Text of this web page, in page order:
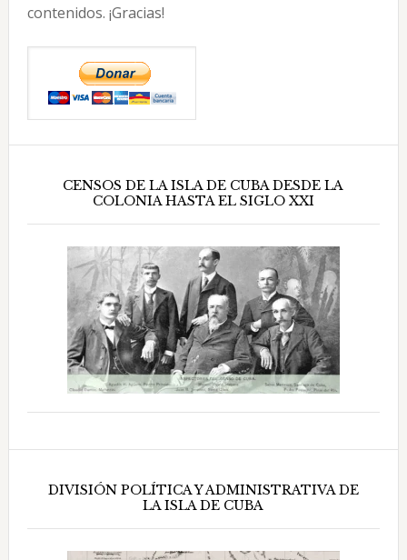
contenidos. ¡Gracias!
CENSOS DE LA ISLA DE CUBA DESDE LA
COLONIA HASTA EL SIGLO XXI
DIVISIÓN POLÍTICA Y ADMINISTRATIVA DE
LA ISLA DE CUBA